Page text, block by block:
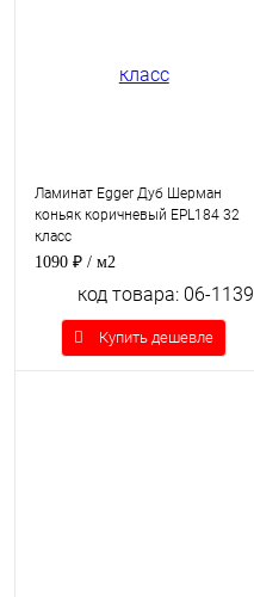
Ламинат Egger Дуб Шерман
коньяк коричневый EPL184 32
класс
1090 ₽ / м2
код товара: 06-1139
Купить дешевле